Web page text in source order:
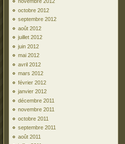
octobre 2012
septembre 2012
août 2012
juillet 2012
juin 2012
mai 2012
avril 2012
mars 2012
février 2012
janvier 2012
décembre 2011
novembre 2011
octobre 2011
septembre 2011
août 2011